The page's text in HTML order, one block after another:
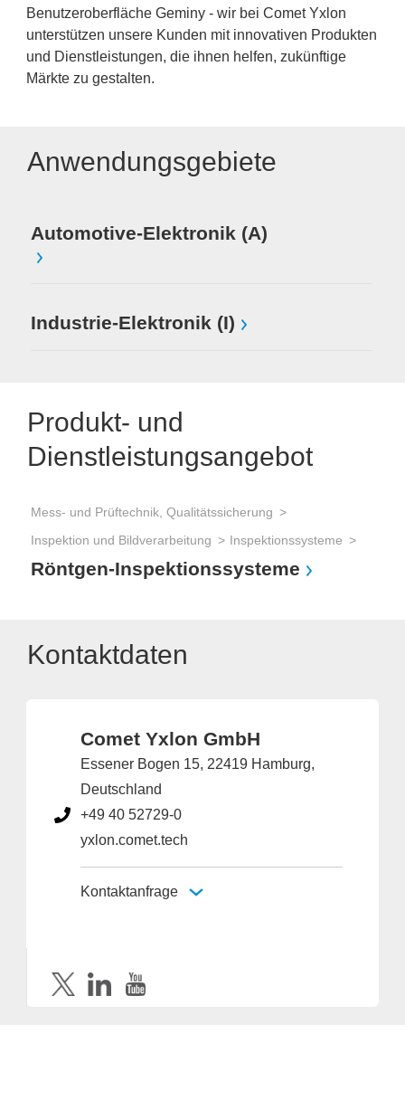
Benutzeroberfläche Geminy - wir bei Comet Yxlon
unterstützen unsere Kunden mit innovativen Produkten
und Dienstleistungen, die ihnen helfen, zukünftige
Märkte zu gestalten.
Anwendungsgebiete
Automotive-Elektronik (A)
Industrie-Elektronik (I)
Produkt- und
Dienstleistungsangebot
Mess- und Prüftechnik, Qualitätssicherung
Inspektion und Bildverarbeitung
Inspektionssysteme
Röntgen-Inspektionssysteme
Kontaktdaten
Comet Yxlon GmbH
Essener Bogen 15, 22419 Hamburg,
Deutschland
+49 40 52729-0
yxlon.comet.tech
Kontaktanfrage